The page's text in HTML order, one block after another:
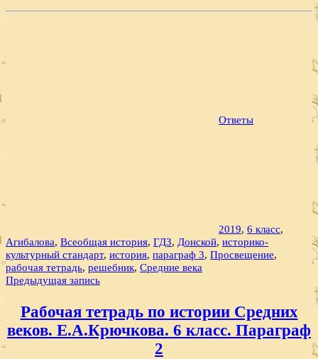
Ответы
2019, 6 класс,
Агибалова, Всеобщая история, ГДЗ, Донской, историко-
культурный стандарт, история, параграф 3, Просвещение,
рабочая тетрадь, решебник, Средние века
Навигация
записям
Предыдущая запись
Рабочая тетрадь по истории Средних
веков. Е.А.Крючкова. 6 класс. Параграф
2